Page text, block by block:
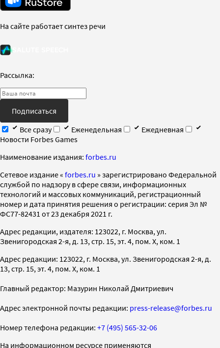
На сайте работает синтез речи
Рассылка:
Подписаться
Все сразу
Еженедельная
Ежедневная
Новости Forbes Games
Наименование издания: forbes.ru
Cетевое издание « forbes.ru » зарегистрировано Федеральной
службой по надзору в сфере связи, информационных
технологий и массовых коммуникаций, регистрационный
номер и дата принятия решения о регистрации: серия Эл №
ФС77-82431 от 23 декабря 2021 г.
Адрес редакции, издателя: 123022, г. Москва, ул.
Звенигородская 2-я, д. 13, стр. 15, эт. 4, пом. X, ком. 1
Адрес редакции: 123022, г. Москва, ул. Звенигородская 2-я, д.
13, стр. 15, эт. 4, пом. X, ком. 1
Главный редактор: Мазурин Николай Дмитриевич
Адрес электронной почты редакции: press-release@forbes.ru
Номер телефона редакции: +7 (495) 565-32-06
На информационном ресурсе применяются